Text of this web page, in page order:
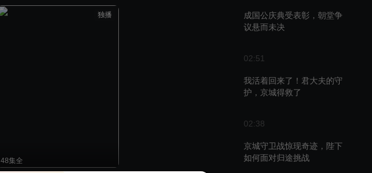
成国公庆典受表彰，朝堂争
议悬而未决
02:51
我活着回来了！君大夫的守
护，京城得救了
02:38
京城守卫战惊现奇迹，陛下
如何面对归途挑战
独播
48集全